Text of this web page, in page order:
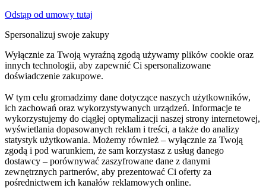
Odstąp od umowy tutaj
Spersonalizuj swoje zakupy
Wyłącznie za Twoją wyraźną zgodą używamy plików cookie oraz
innych technologii, aby zapewnić Ci spersonalizowane
doświadczenie zakupowe.
W tym celu gromadzimy dane dotyczące naszych użytkowników,
ich zachowań oraz wykorzystywanych urządzeń. Informacje te
wykorzystujemy do ciągłej optymalizacji naszej strony internetowej,
wyświetlania dopasowanych reklam i treści, a także do analizy
statystyk użytkowania. Możemy również – wyłącznie za Twoją
zgodą i pod warunkiem, że sam korzystasz z usług danego
dostawcy – porównywać zaszyfrowane dane z danymi
zewnętrznych partnerów, aby prezentować Ci oferty za
pośrednictwem ich kanałów reklamowych online.